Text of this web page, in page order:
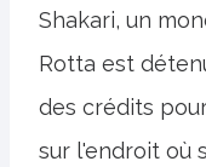
Shakari, un
Rotta est
des crédits
sur l'endroit où